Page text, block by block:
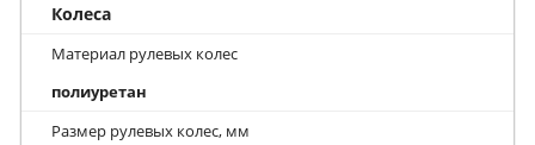
Колеса
Материал рулевых колес
полиуретан
Размер рулевых колес, мм